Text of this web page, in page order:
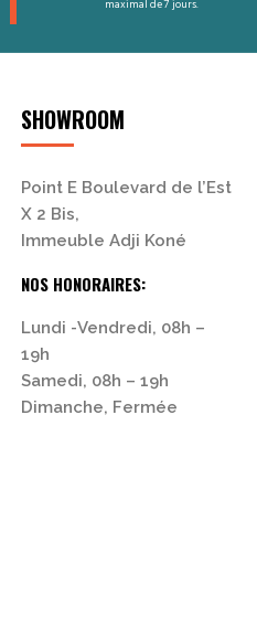
maximal de 7 jours.
SHOWROOM
Point E Boulevard de l’Est
X 2 Bis,
Immeuble Adji Koné
NOS HONORAIRES:
Lundi -Vendredi, 08h –
19h
Samedi, 08h – 19h
Dimanche, Fermée